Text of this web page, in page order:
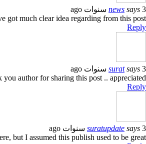
news says 3 سنوات ago
got much clear idea regarding from this post
Reply
surat says 3 سنوات ago
author for sharing this post .. appreciated
Reply
suratupdate says 3 سنوات ago
but I assumed this publish used to be great